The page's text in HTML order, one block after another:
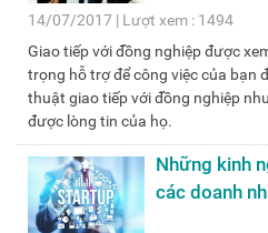
14/07/2017 | Lượt xem : 1494
Giao tiếp với đồng nghiệp được
trọng hỗ trợ để công việc của bạn
thuật giao tiếp với đồng nghiệp
được lòng tin của họ.
Những kinh
các doanh